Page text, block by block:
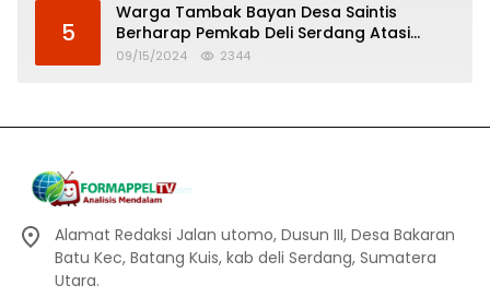
5
Warga Tambak Bayan Desa Saintis
Berharap Pemkab Deli Serdang Atasi
Banjir
09/15/2024 2344
Alamat Redaksi Jalan utomo, Dusun III, Desa Bakaran
Batu Kec, Batang Kuis, kab deli Serdang, Sumatera
Utara.